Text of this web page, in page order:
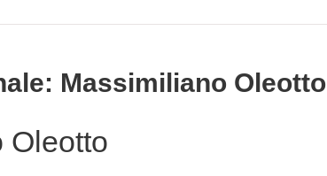
Massimiliano Oleotto
Oleotto